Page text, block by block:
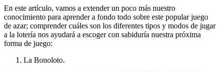
En este artículo, vamos a extender un poco más nuestro
conocimiento para aprender a fondo todo sobre este popular juego
de azar; comprender cuáles son los diferentes tipos y modos de jugar
a la lotería nos ayudará a escoger con sabiduría nuestra próxima
forma de juego:
La Bonoloto.